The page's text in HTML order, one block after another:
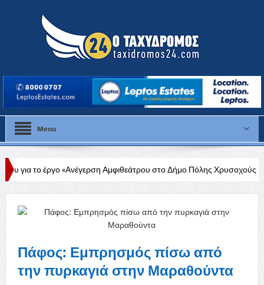
Menu
«Ανέγερση Αμφιθεάτρου στο Δήμο Πόλης Χρυσοχούς» Στάλω
Πάφος: Εμπρησμός πίσω από
την πυρκαγιά στην Μαραθούντα